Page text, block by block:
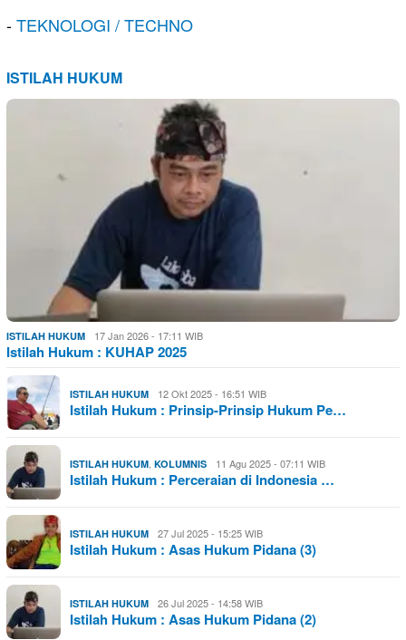
-TEKNOLOGI / TECHNO
ISTILAH HUKUM
ISTILAH HUKUM 17 Jan 2026 - 17:11 WIB
Istilah Hukum : KUHAP 2025
ISTILAH HUKUM 12 Okt 2025 - 16:51 WIB
Istilah Hukum : Prinsip-Prinsip Hukum Pe…
ISTILAH HUKUM, KOLUMNIS 11 Agu 2025 - 07:11 WIB
Istilah Hukum : Perceraian di Indonesia …
ISTILAH HUKUM 27 Jul 2025 - 15:25 WIB
Istilah Hukum : Asas Hukum Pidana (3)
ISTILAH HUKUM 26 Jul 2025 - 14:58 WIB
Istilah Hukum : Asas Hukum Pidana (2)